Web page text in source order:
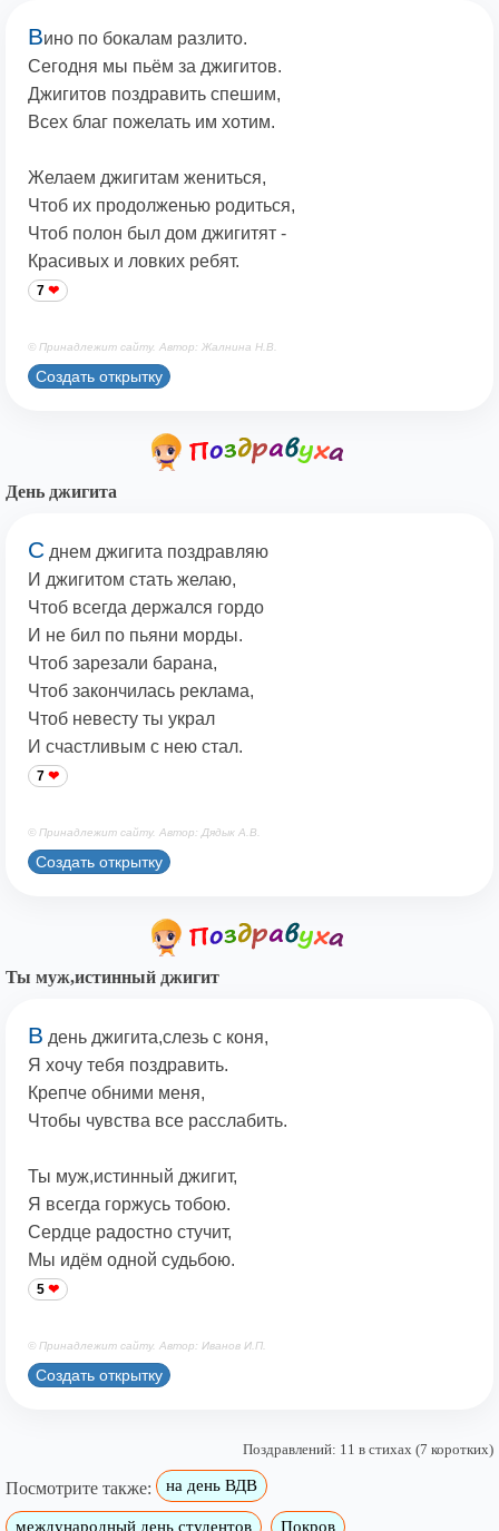
Вино по бокалам разлито.
Сегодня мы пьём за джигитов.
Джигитов поздравить спешим,
Всех благ пожелать им хотим.
Желаем джигитам жениться,
Чтоб их продолженью родиться,
Чтоб полон был дом джигитят -
Красивых и ловких ребят.
7
© Принадлежит сайту. Автор: Жалнина Н.В.
Создать открытку
День джигита
С днем джигита поздравляю
И джигитом стать желаю,
Чтоб всегда держался гордо
И не бил по пьяни морды.
Чтоб зарезали барана,
Чтоб закончилась реклама,
Чтоб невесту ты украл
И счастливым с нею стал.
7
© Принадлежит сайту. Автор: Дядык А.В.
Создать открытку
Ты муж,истинный джигит
В день джигита,слезь с коня,
Я хочу тебя поздравить.
Крепче обними меня,
Чтобы чувства все расслабить.
Ты муж,истинный джигит,
Я всегда горжусь тобою.
Сердце радостно стучит,
Мы идём одной судьбою.
5
© Принадлежит сайту. Автор: Иванов И.П.
Создать открытку
Поздравлений: 11 в стихах (7 коротких)
Посмотрите также: на день ВДВ
международный день студентов Покров